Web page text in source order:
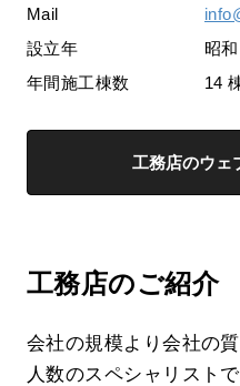
Mail
設立年
昭
年間施工棟数
14
工務店のウェ
工務店のご紹介
会社の規模より会社の
人数のスペシャリスト